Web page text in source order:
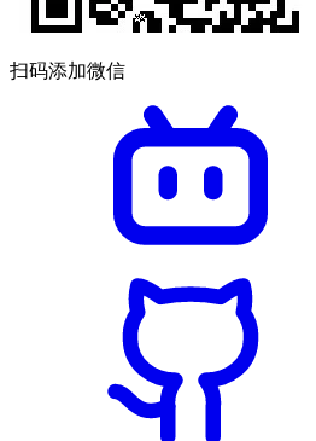
扫码添加微信